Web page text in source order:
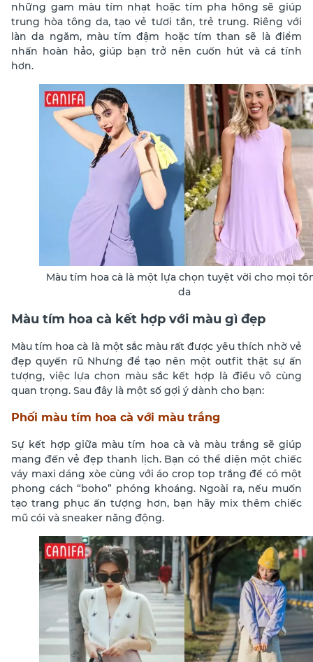
những gam màu tím nhạt hoặc tím pha hồng sẽ giúp
trung hòa tông da, tạo vẻ tươi tắn, trẻ trung. Riêng với
làn da ngăm, màu tím đậm hoặc tím than sẽ là điểm
nhấn hoàn hảo, giúp bạn trở nên cuốn hút và cá tính
hơn.
Màu tím hoa cà là một lựa chọn tuyệt vời cho mọi
da
Màu tím hoa cà kết hợp với màu gì đẹp
Màu tím hoa cà là một sắc màu rất được yêu thích nhờ vẻ
đẹp quyến rũ Nhưng để tạo nên một outfit thật sự ấn
tượng, việc lựa chọn màu sắc kết hợp là điều vô cùng
quan trọng. Sau đây là một số gợi ý dành cho bạn:
Phối màu tím hoa cà với màu trắng
Sự kết hợp giữa màu tím hoa cà và màu trắng sẽ giúp
mang đến vẻ đẹp thanh lịch. Bạn có thể diện một chiếc
váy maxi dáng xòe cùng với áo crop top trắng để có một
phong cách “boho” phóng khoáng. Ngoài ra, nếu muốn
tạo trang phục ấn tượng hơn, bạn hãy mix thêm chiếc
mũ cói và sneaker năng động.